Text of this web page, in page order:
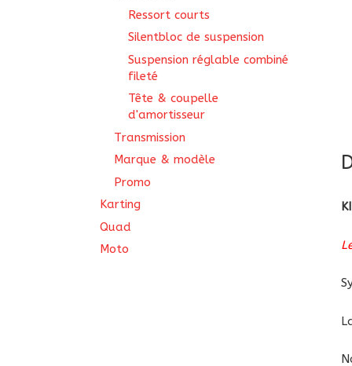
Ressort courts
Silentbloc de suspension
Suspension réglable combiné
fileté
Tête & coupelle
d'amortisseur
Transmission
Marque & modèle
Promo
Karting
Quad
Moto